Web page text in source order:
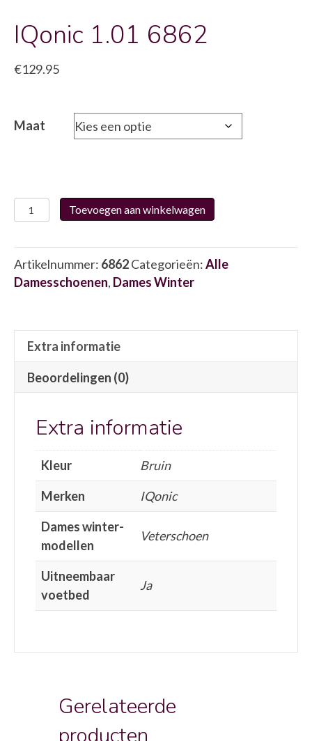
IQonic 1.01 6862
€129.95
Maat
IQonic
1.01
aantal
Toevoegen aan winkelwagen
Artikelnummer: 6862Categorieën:Alle
Damesschoenen, Dames Winter
Extra informatie
Beoordelingen (0)
Extra informatie
Kleur
Bruin
Merken
IQonic
Dames winter-
modellen
Veterschoen
Uitneembaar
voetbed
Ja
Gerelateerde